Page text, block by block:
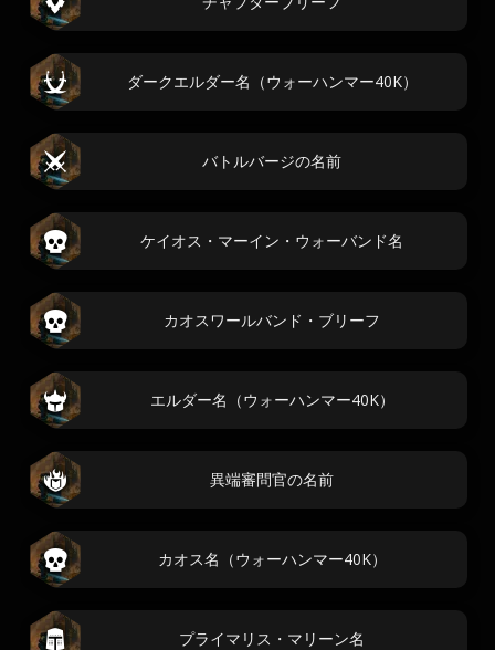
ダークエルダー名（ウォーハンマー40K）
バトルバージの名前
ケイオス・マーイン・ウォーバンド名
カオスワールバンド・ブリーフ
エルダー名（ウォーハンマー40K）
異端審問官の名前
カオス名（ウォーハンマー40K）
プライマリス・マリーン名